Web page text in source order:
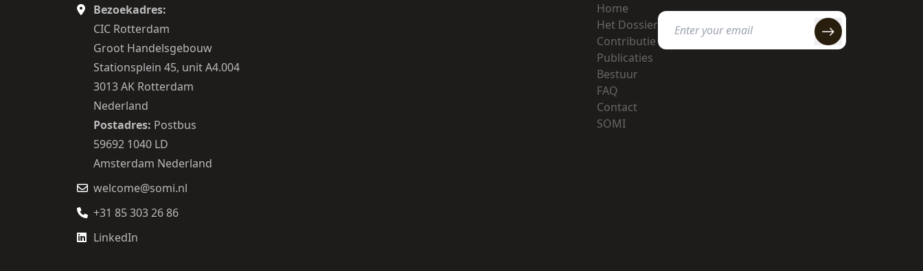
Bezoekadres:
CIC Rotterdam
Groot Handelsgebouw
Stationsplein 45, unit A4.004
3013 AK Rotterdam
Nederland
Postadres: Postbus
59692 1040 LD
Amsterdam Nederland
welcome@somi.nl
+31 85 303 26 86
LinkedIn
Home
Het Dossier
Contributie
Publicaties
Bestuur
FAQ
Contact
SOMI